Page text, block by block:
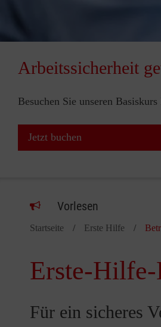
Arbeitssicherheit
Besuchen Sie unseren
Jetzt buchen
Vorlesen
Startseite Erste Hilfe
Erste-Hilfe-
Für ein sicheres